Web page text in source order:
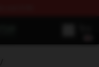
Backpack Battles